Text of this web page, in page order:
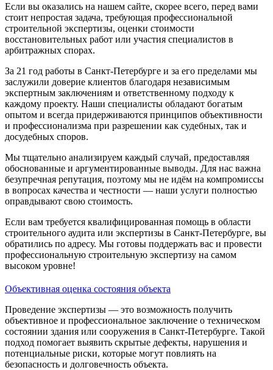
Если вы оказались на нашем сайте, скорее всего, перед вами
стоит непростая задача, требующая профессиональной
строительной экспертизы, оценки стоимости
восстановительных работ или участия специалистов в
арбитражных спорах.
За 21 год работы в Санкт-Петербурге и за его пределами мы
заслужили доверие клиентов благодаря независимым
экспертным заключениям и ответственному подходу к
каждому проекту. Наши специалисты обладают богатым
опытом и всегда придерживаются принципов объективности
и профессионализма при разрешении как судебных, так и
досудебных споров.
Мы тщательно анализируем каждый случай, предоставляя
обоснованные и аргументированные выводы. Для нас важна
безупречная репутация, поэтому мы не идём на компромиссы
в вопросах качества и честности — наши услуги полностью
оправдывают свою стоимость.
Если вам требуется квалифицированная помощь в области
строительного аудита или экспертизы в Санкт-Петербурге, вы
обратились по адресу. Мы готовы поддержать вас и провести
профессиональную строительную экспертизу на самом
высоком уровне!
Объективная оценка состояния объекта
Проведение экспертизы — это возможность получить
объективное и профессиональное заключение о техническом
состоянии здания или сооружения в Санкт-Петербурге. Такой
подход помогает выявить скрытые дефекты, нарушения и
потенциальные риски, которые могут повлиять на
безопасность и долговечность объекта.